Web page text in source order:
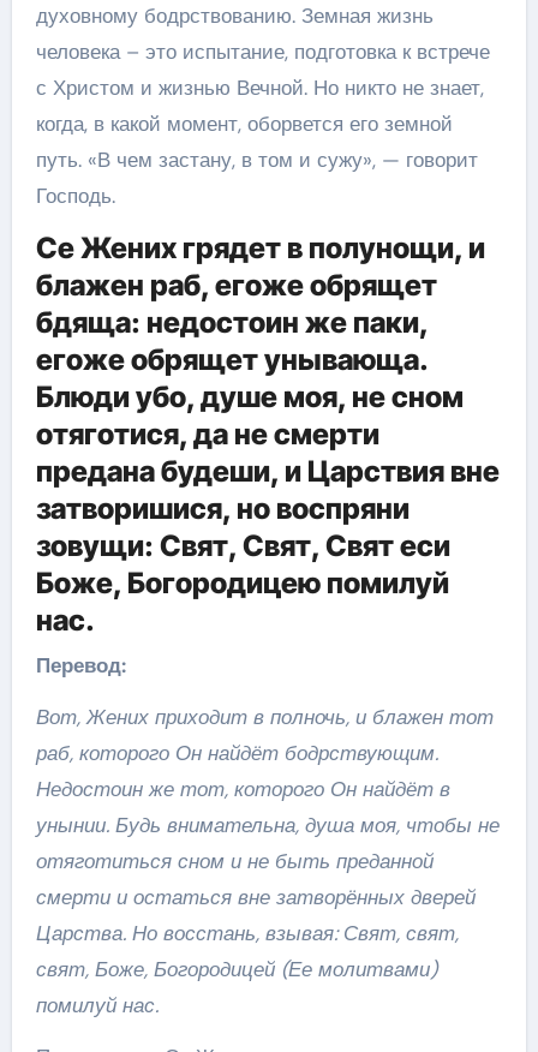
духовному бодрствованию. Земная жизнь
человека – это испытание, подготовка к встрече
с Христом и жизнью Вечной. Но никто не знает,
когда, в какой момент, оборвется его земной
путь. «В чем застану, в том и сужу», — говорит
Господь.
Се Жених грядет в полунощи, и
блажен раб, егоже обрящет
бдяща: недостоин же паки,
егоже обрящет унывающа.
Блюди убо, душе моя, не сном
отяготися, да не смерти
предана будеши, и Царствия вне
затворишися, но воспряни
зовущи: Свят, Свят, Свят еси
Боже, Богородицею помилуй
нас.
Перевод:
Вот, Жених приходит в полночь, и блажен тот
раб, которого Он найдёт бодрствующим.
Недостоин же тот, которого Он найдёт в
унынии. Будь внимательна, душа моя, чтобы не
отяготиться сном и не быть преданной
смерти и остаться вне затворённых дверей
Царства. Но восстань, взывая: Свят, свят,
свят, Боже, Богородицей (Ее молитвами)
помилуй нас.